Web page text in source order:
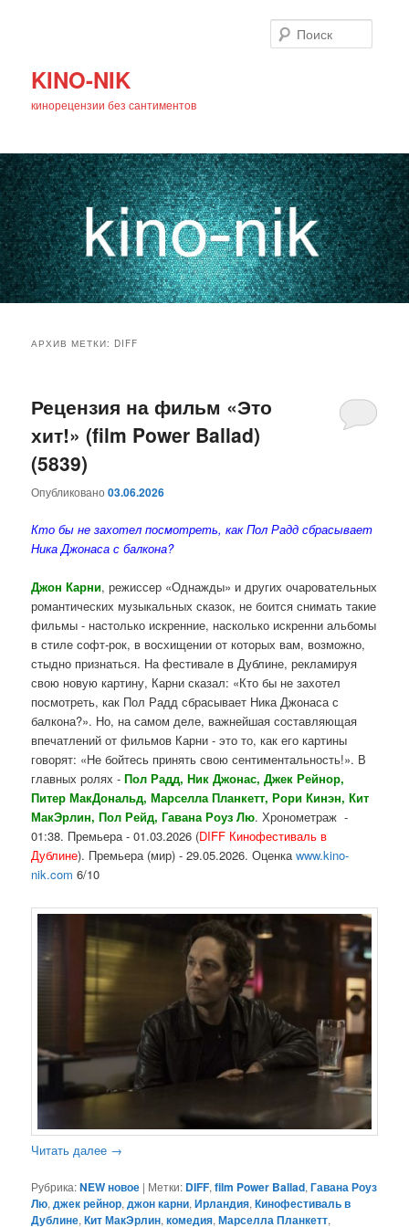
KINO-NIK
кинорецензии без сантиментов
основному
содержимому
дополнительному
содержимому
АРХИВ МЕТКИ: DIFF
Рецензия на фильм «Это
хит!» (film Power Ballad)
(5839)
Опубликовано03.06.2026
Кто бы не захотел посмотреть, как Пол Радд сбрасывает
Ника Джонаса с балкона?
Джон Карни, режиссер «Однажды» и других очаровательных
романтических музыкальных сказок, не боится снимать такие
фильмы - настолько искренние, насколько искренни альбомы
в стиле софт-рок, в восхищении от которых вам, возможно,
стыдно признаться. На фестивале в Дублине, рекламируя
свою новую картину, Карни сказал: «Кто бы не захотел
посмотреть, как Пол Радд сбрасывает Ника Джонаса с
балкона?». Но, на самом деле, важнейшая составляющая
впечатлений от фильмов Карни - это то, как его картины
говорят: «Не бойтесь принять свою сентиментальность!». В
главных ролях -Пол Радд, Ник Джонас, Джек Рейнор,
Питер МакДональд, Марселла Планкетт, Рори Кинэн, Кит
МакЭрлин, Пол Рейд, Гавана Роуз Лю. Хронометраж -
01:38. Премьера - 01.03.2026 (DIFF Кинофестиваль в
Дублине). Премьера (мир) - 29.05.2026. Оценкаwww.kino-
nik.com 6/10
Читать далее →
Рубрика:NEW новое | Метки: DIFF,film Power Ballad,Гавана Роуз
Лю,джек рейнор,джон карни,Ирландия,Кинофестиваль в
Дублине,Кит МакЭрлин,комедия,Марселла Планкетт,